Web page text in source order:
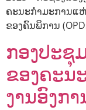
ຄະນະກຳມະການແ
ຂອງຄົນພິການ
ກອງປະຊຸ
ຂອງຄະນ
ງານອົງກ